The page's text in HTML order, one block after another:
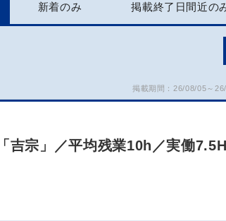
新着のみ 掲載終了日間近の
掲載期間：26/08/05～
吉宗」／平均残業10h／実働7.5H